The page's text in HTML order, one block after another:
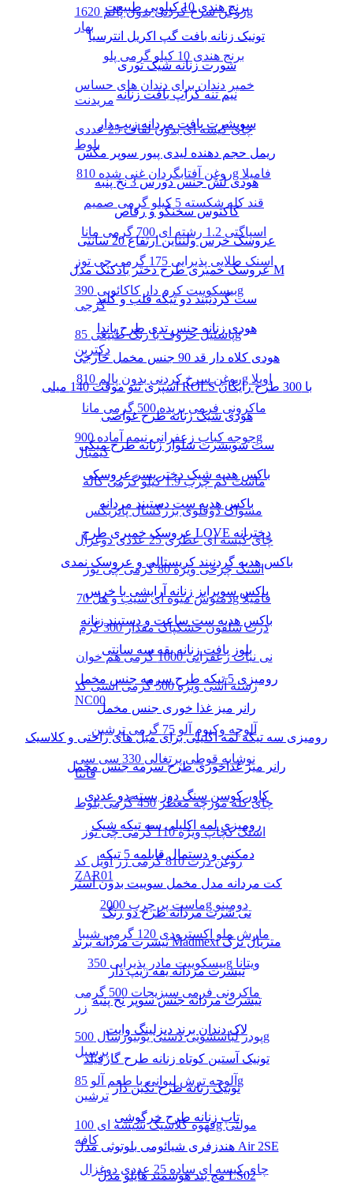
روغن سرخ کردنی بدون پالم 1620g
بهار
برنج هندی 10 کیلو گرمی پلو
خمیر دندان برای دندان های حساس
مریدنت
چای کیسه ای بدون لفاف 25 عددی
بلوط
روغن آفتابگردان غنی شده 810g فامیلا
قند کله شکسته 5 کیلو گرمی صمیم
اسپاگتی 1.2 رشته ای 700 گرمی مانا
اسنک طلایی پذیرایی 175 گرمی چی توز
بیسکوییت کرم دار کاکائویی 390g
گرجی
پاستیل حروف با رنگ طبیعی 85g
دکتربن
روغن سرخ کردنی بدون پالم 810g اویلا
ماکرونی فرمی بریده 500 گرمی مانا
جوجه کباب زعفرانی نیمه آماده 900g
کیمبال
ماست کم چرب 1.9 کیلو گرمی کاله
مسواک دوقلوی بزرگسال پاتریکس
چای کیسه ای عطری 25 عددی دوغزال
اسنک چرخی ویژه 80 گرمی چی توز
دمنوش میوه ای سیب و هل 70g فامیلا
ذرت سلفون خشکپاک مقدار 300 گرم
نی نبات زعفرانی 1000 گرمی هم خوان
رشته آشی ویژه 500 گرمی انسی کد
NC00
آلوچه وکیوم آلو 75 گرمی ترشین
نوشابه قوطی پرتغالی 330 سی سی
فانتا
چای کله مورچه معطر 450 گرمی بلوط
اسنک کچاپ ویژه 110 گرمی چی توز
روغن ذرت 810 گرمی زر اویل کد
ZAR01
ماست پر چرب 2000g دومینو
مارش ملو اکسترودی 120 گرمی شیبا
بیسکوییت مادر پذیرایی 350g ویتانا
ماکرونی فرمی سبزیجات 500 گرمی
زر
پودر لباسشویی دستی یونیورسال 500g
پرسیل
آلوچه ترش لیوانی با طعم آلو 85g
ترشین
قهوه کلاسیک شیشه ای 100g مولتی
کافه
چای کیسه ای ساده 25 عددی دوغزال
برنج هندی 10 کیلویی طبیعت
تونیک زنانه بافت گپ اکریل انترسیا
شورت زنانه شیک توری
نیم تنه کراپ بافت زنانه
سویشرت بافت مردانه زیپ دار
ریمل حجم دهنده لیدی پیور سوپر مکس
هودی لش جنس دورس 3 نخ پنبه
کاکتوس سخنگو و رقاص
عروسک خرس ولنتاین ارتفاع 20 سانتی
عروسک خمیری طرح دختر بادکنک مدل M
ست گردنبند دو تیکه قلب و کلید
هودی زنانه جنس تدی طرح پاندا
هودی کلاه دار قد 90 جنس مخمل خارجی
اسپری تتو موقت 140 میلی ROLS با 300 طرح رایگان
هودی شیک زنانه طرح غواصی
ست سویشرت شلوار زنانه طرح میکی
باکس هدیه شیک دختر پسر عروسکی
باکس هدیه ست دستبند مردانه
عروسک خمیری طرح LOVE دخترانه
باکس هدیه گردنبند کریستالی و عروسک نمدی
باکس سوپرایز زنانه آرایشی با خرس
باکس هدیه ست ساعت و دستبند زنانه
بلوز بافت زنانه یقه سه سانتی
رومیزی 5 تیکه طرح سرمه جنس مخمل
رانر میز غذا خوری جنس مخمل
رومیزی سه تیکه لمه اکلیلی برای مبل های راحتی و کلاسیک
رانر میز غذاخوری طرح سرمه جنس مخمل
کاور کوسن سنگ دوز بسته دو عددی
رومیزی لمه اکلیلی سه تیکه شیک
دمکنی و دستمال قابلمه 5 تیکه
کت مردانه مدل مخمل سوییت بدون آستر
تی شرت مردانه طرح دو رنگ
تیشرت مردانه برند Madmext متریال ترک
تیشرت مردانه یقه زیپ دار
تیشرت مردانه جنس سوپر نخ پنبه
لاک دندان برند دیزلینگ وایت
تونیک آستین کوتاه زنانه طرح گارفیلد
تونیک زنانه طرح نگین دار
تاپ زنانه طرح خرگوشی
هندزفری شیائومی بلوتوثی مدل Air 2SE
مچ بند هوشمند هایلو مدل LS02